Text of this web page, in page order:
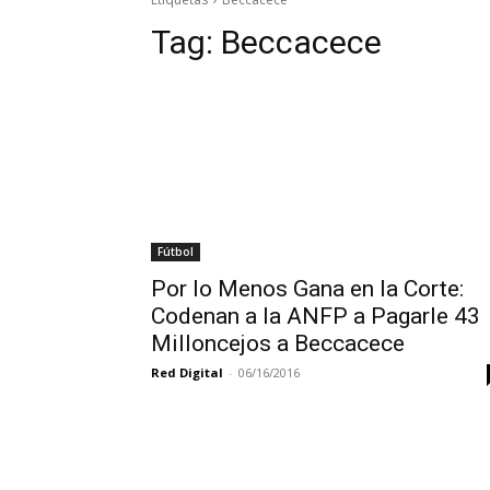
Tag: Beccacece
Fútbol
Por lo Menos Gana en la Corte:
Codenan a la ANFP a Pagarle 43
Milloncejos a Beccacece
Red Digital - 06/16/2016